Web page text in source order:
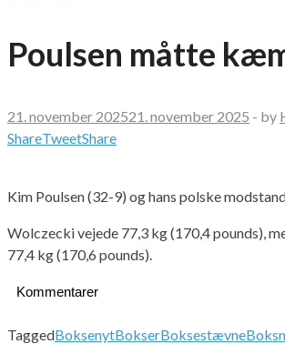
Poulsen måtte
21. november 202521. november 2025 - by
ShareTweetShare
Kim Poulsen (32-9) og hans polske
Wolczecki vejede 77,3 kg (170,4 pounds),
77,4 kg (170,6 pounds).
Kommentarer
TaggedBoksenytBokserBoksestævne